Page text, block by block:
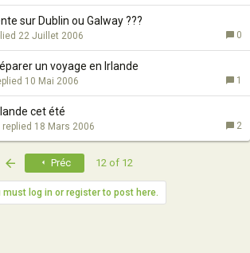
sur Dublin ou Galway ???
0
22 Juillet 2006
un voyage en Irlande
1
10 Mai 2006
cet été
2
18 Mars 2006
Préc 12 of 12
must log in or register to post here.